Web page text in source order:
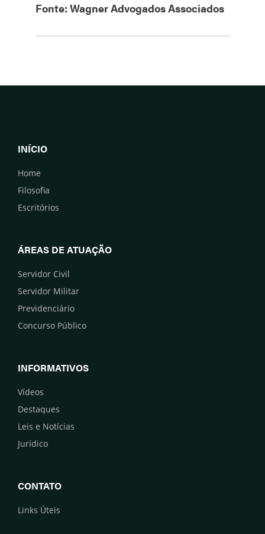
Fonte: Wagner Advogados Associados
INÍCIO
Home
Filosofia
Escritórios
ÁREAS DE ATUAÇÃO
Servidor Civil
Servidor Militar
Previdenciário
Concurso Público
INFORMATIVOS
Vídeos
Destaques
Leis e Notícias
Jurídico
CONTATO
Links Úteis